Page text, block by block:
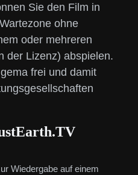
Sie den Film in
ohne
oder mehreren
der Lizenz) abspielen.
frei und damit
Wiedergabe auf einem